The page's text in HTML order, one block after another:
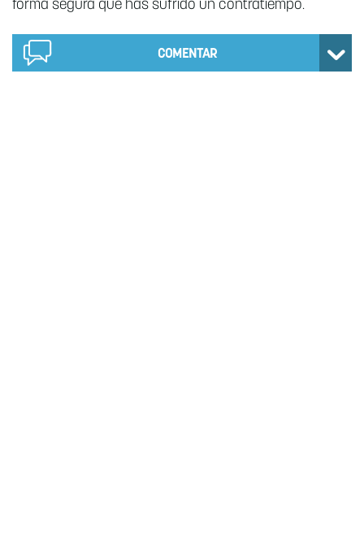
forma segura que has sufrido un contratiempo.
COMENTAR